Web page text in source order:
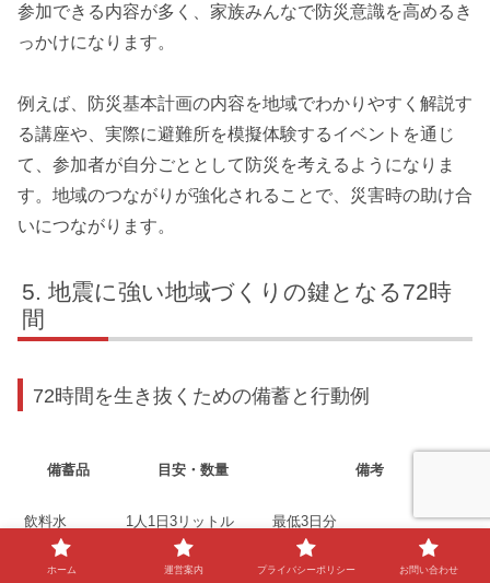
参加できる内容が多く、家族みんなで防災意識を高めるき
っかけになります。
例えば、防災基本計画の内容を地域でわかりやすく解説す
る講座や、実際に避難所を模擬体験するイベントを通じ
て、参加者が自分ごととして防災を考えるようになりま
す。地域のつながりが強化されることで、災害時の助け合
いにつながります。
地震に強い地域づくりの鍵となる72時
間
72時間を生き抜くための備蓄と行動例
備蓄品 目安・数量 備考
飲料水 1人1日3リットル 最低3日分
非常食 調理不要なもの中心
ホーム 運営案内 プライバシーポリシー お問い合わせ